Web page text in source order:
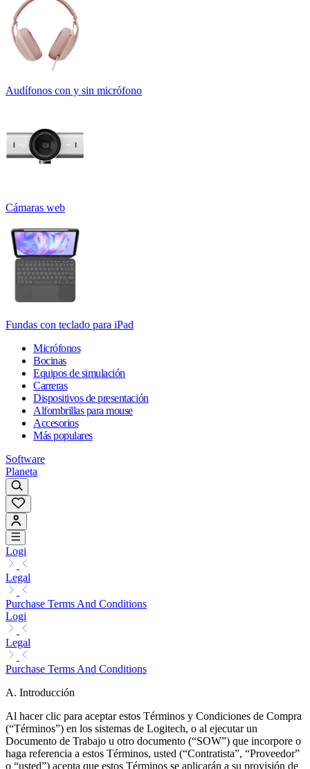
Audífonos con y sin micrófono
Cámaras web
Fundas con teclado para iPad
Micrófonos
Bocinas
Equipos de simulación
Carreras
Dispositivos de presentación
Alfombrillas para mouse
Accesorios
Más populares
Software
Planeta
Logi
Legal
Purchase Terms And Conditions
Logi
Legal
Purchase Terms And Conditions
A. Introducción
Al hacer clic para aceptar estos Términos y Condiciones de Compra
(“Términos”) en los sistemas de Logitech, o al ejecutar un
Documento de Trabajo u otro documento (“SOW”) que incorpore o
haga referencia a estos Términos, usted (“Contratista”, “Proveedor”
o “usted”) acepta que estos Términos se aplicarán a su provisión de